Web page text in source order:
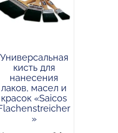
Универсальная
кисть для
нанесения
лаков, масел и
красок «Saicos
»